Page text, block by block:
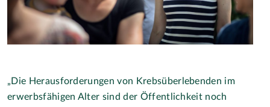
„Die Herausforderungen von Krebsüberlebenden im
erwerbsfähigen Alter sind der Öffentlichkeit noch